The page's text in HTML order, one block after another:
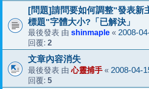
[問題]請問要如何調整"發表新
標題"字體大小?「已解決」
最後發表 由 shinmaple « 2008-
回覆: 2
文章內容消失
最後發表 由心靈捕手 « 2008-04-
回覆: 5